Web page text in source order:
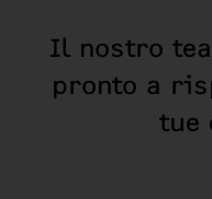
Il nostro
pronto a
tue